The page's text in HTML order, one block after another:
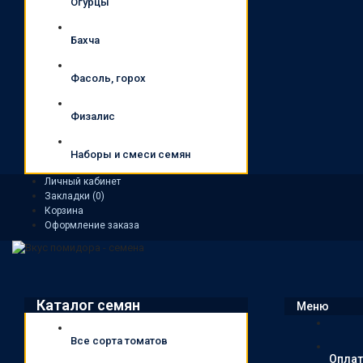
Бахча
Фасоль, горох
Физалис
Наборы и смеси семян
Личный кабинет
Закладки (0)
Корзина
Оформление заказа
Каталог семян
Все сорта томатов
Меню